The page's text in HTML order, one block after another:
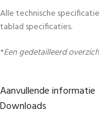
Alle technische
tablad specificaties.
*Een gedetailleerd
Aanvullende informatie
Downloads